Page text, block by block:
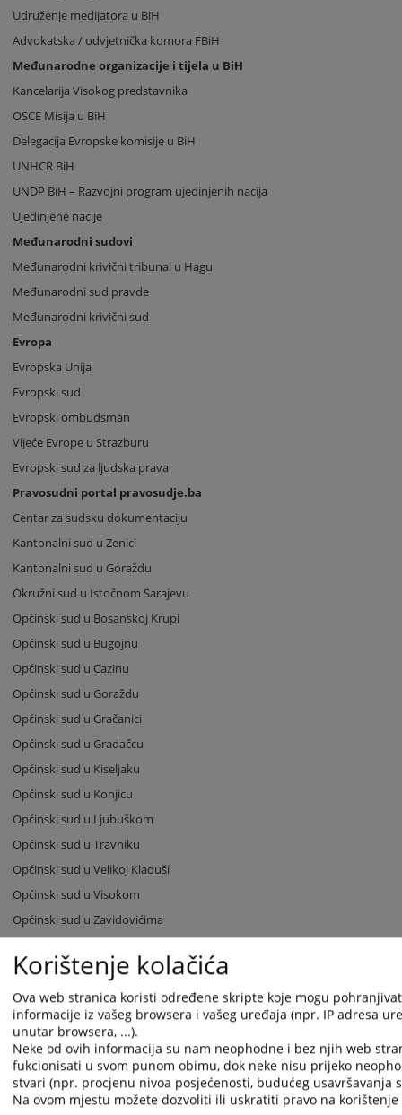
Udruženje medijatora u BiH
Advokatska / odvjetnička komora FBiH
Međunarodne organizacije i tijela u BiH
Kancelarija Visokog predstavnika
OSCE Misija u BiH
Delegacija Evropske komisije u BiH
UNHCR BiH
UNDP BiH – Razvojni program ujedinjenih nacija
Ujedinjene nacije
Međunarodni sudovi
Međunarodni krivični tribunal u Hagu
Međunarodni sud pravde
Međunarodni krivični sud
Evropa
Evropska Unija
Evropski sud
Evropski ombudsman
Vijeće Evrope u Strazburu
Evropski sud za ljudska prava
Pravosudni portal pravosudje.ba
Centar za sudsku dokumentaciju
Kantonalni sud u Zenici
Kantonalni sud u Goraždu
Okružni sud u Istočnom Sarajevu
Općinski sud u Bosanskoj Krupi
Općinski sud u Bugojnu
Općinski sud u Cazinu
Općinski sud u Goraždu
Općinski sud u Gračanici
Općinski sud u Gradačcu
Općinski sud u Kiseljaku
Općinski sud u Konjicu
Općinski sud u Ljubuškom
Općinski sud u Travniku
Općinski sud u Velikoj Kladuši
Općinski sud u Visokom
Općinski sud u Zavidovićima
Općinski sud u Žepču
Općinski sud u Živinicama
Osnovni sud u Derventi
Osnovni sud u Kotor Varošu
Osnovni sud u Modriči
Osnovni sud u Mrkonjić Gradu
Korištenje kolačića
Ova web stranica koristi određene skripte koje mogu
informacije iz vašeg browsera i vašeg uređaja (npr. IP adresa
unutar browsera, ...).
Neke od ovih informacija su nam neophodne i bez njih web
fukcionisati u svom punom obimu, dok neke nisu prijeko
stvari (npr. procjenu nivoa posjećenosti, budućeg usavršavanja
Na ovom mjestu možete dozvoliti ili uskratiti pravo na